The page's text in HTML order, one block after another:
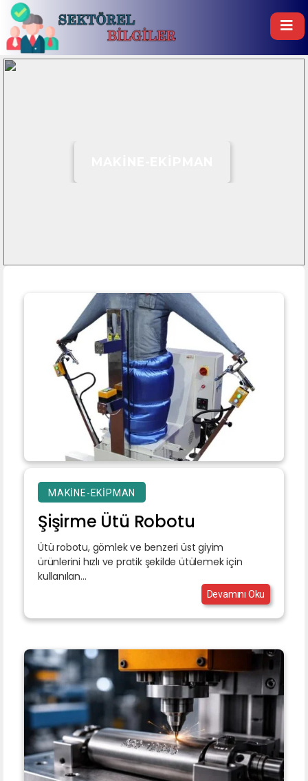
MAKINE-EKIPMAN
Şişirme Ütü Robotu
Ütü robotu, gömlek ve benzeri üst giyim
ürünlerini hızlı ve pratik şekilde ütülemek için
kullanılan...
Devamını Oku